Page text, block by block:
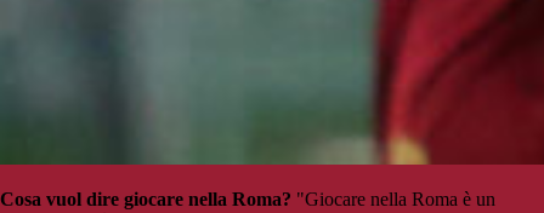
Cosa vuol dire giocare nella Roma? "Giocare nella Roma è un